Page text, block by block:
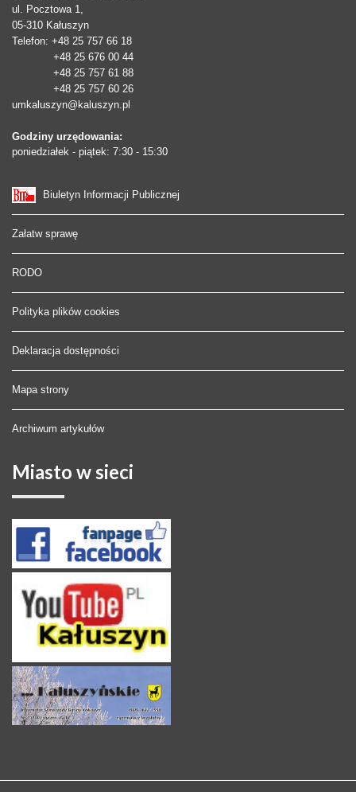
ul. Pocztowa 1,
05-310 Kałuszyn
Telefon: +48 25 757 66 18
+48 25 676 00 44
+48 25 757 61 88
+48 25 757 60 26
umkaluszyn@kaluszyn.pl
Godziny urzędowania:
poniedziałek - piątek: 7:30 - 15:30
Biuletyn Informacji Publicznej
Załatw sprawę
RODO
Polityka plików cookies
Deklaracja dostępności
Mapa strony
Archiwum artykułów
Miasto w sieci